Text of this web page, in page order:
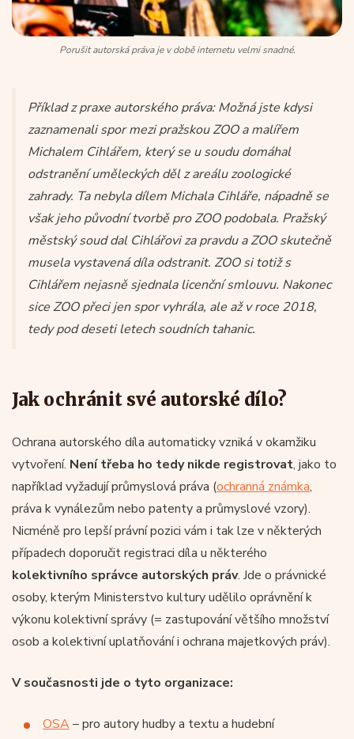
Porušit autorská práva je v době internetu velmi snadné.
Příklad z praxe autorského práva: Možná jste kdysi
zaznamenali spor mezi pražskou ZOO a malířem
Michalem Cihlářem, který se u soudu domáhal
odstranění uměleckých děl z areálu zoologické
zahrady. Ta nebyla dílem Michala Cihláře, nápadně se
však jeho původní tvorbě pro ZOO podobala. Pražský
městský soud dal Cihlářovi za pravdu a ZOO skutečně
musela vystavená díla odstranit. ZOO si totiž s
Cihlářem nejasně sjednala licenční smlouvu. Nakonec
sice ZOO přeci jen spor vyhrála, ale až v roce 2018,
tedy pod deseti letech soudních tahanic.
Jak ochránit své autorské dílo?
Ochrana autorského díla automaticky vzniká v okamžiku
vytvoření. Není třeba ho tedy nikde registrovat, jako to
například vyžadují průmyslová práva (ochranná známka,
práva k vynálezům nebo patenty a průmyslové vzory).
Nicméně pro lepší právní pozici vám i tak lze v některých
případech doporučit registraci díla u některého
kolektivního správce autorských práv. Jde o právnické
osoby, kterým Ministerstvo kultury udělilo oprávnění k
výkonu kolektivní správy (= zastupování většího množství
osob a kolektivní uplatňování i ochrana majetkových práv).
V současnosti jde o tyto organizace:
OSA– pro autory hudby a textu a hudební